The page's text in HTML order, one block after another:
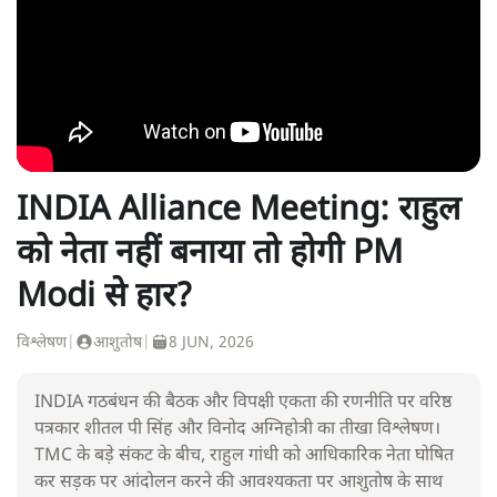
INDIA Alliance Meeting: राहुल
को नेता नहीं बनाया तो होगी PM
Modi से हार?
विश्लेषण| आशुतोष| 8 JUN, 2026
INDIA गठबंधन की बैठक और विपक्षी एकता की रणनीति पर वरिष्ठ
पत्रकार शीतल पी सिंह और विनोद अग्निहोत्री का तीखा विश्लेषण।
TMC के बड़े संकट के बीच, राहुल गांधी को आधिकारिक नेता घोषित
कर सड़क पर आंदोलन करने की आवश्यकता पर आशुतोष के साथ